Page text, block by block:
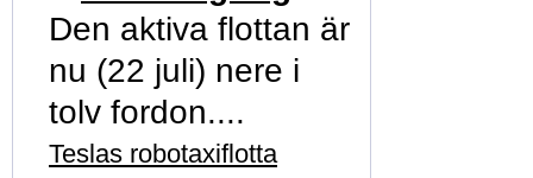
Den aktiva flottan är
nu (22 juli) nere i
tolv fordon....
Teslas robotaxiflotta